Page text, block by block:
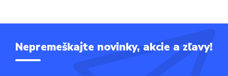
Nepremeškajte novinky, akcie a zľavy!